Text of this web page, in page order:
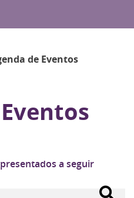
de Eventos
a seguir